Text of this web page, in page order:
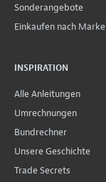
Sonderangebote
Einkaufen nach Marke
INSPIRATION
Alle Anleitungen
Umrechnungen
Bundrechner
Unsere Geschichte
Trade Secrets